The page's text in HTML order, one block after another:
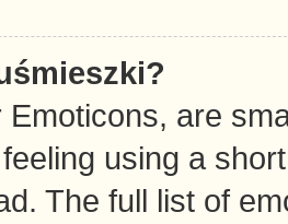
Emoticons, are
using a
The full list of